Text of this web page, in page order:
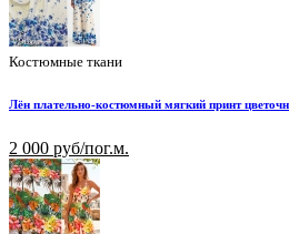
Костюмные ткани
Лён плательно-костюмный мягкий принт
2 000 руб/пог.м.